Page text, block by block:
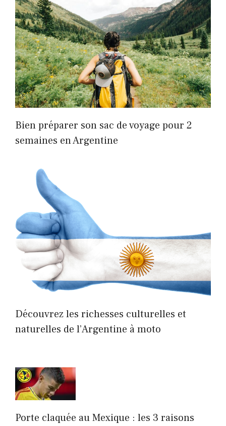
Bien préparer son sac de voyage pour 2
semaines en Argentine
Découvrez les richesses culturelles et
naturelles de l’Argentine à moto
Porte claquée au Mexique : les 3 raisons